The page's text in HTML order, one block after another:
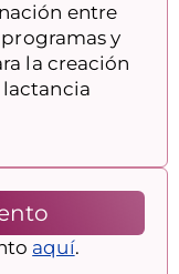
entre
y
la creación
aquí.